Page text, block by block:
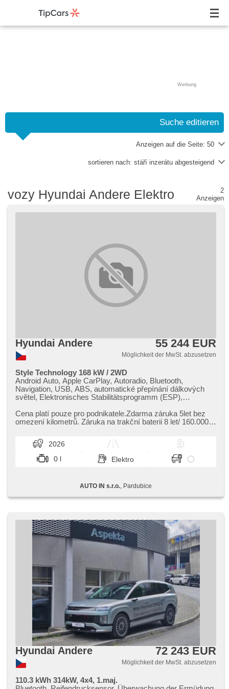
Werbung
Suche editieren
Anzeigen auf die Seite: 50
sortieren nach: stáří inzerátu abgesteigend
vozy Hyundai Andere Elektro
2
Anzeigen
Hyundai Andere 55 244 EUR
Möglichkeit der MwSt. abzusetzen
Style Technology 168 kW / 2WD
Android Auto, Apple CarPlay, Autoradio, Bluetooth,
Navigation, USB, ABS, automatické přepínání dálkových
světel, Elektronisches Stabilitätsprogramm (ESP),
Beifahrerairbagdeaktivierung, isofix, Fahrkamera, parkovací
senzory přední, parkovací senzory zadní, ukazatel
Sitze, beheizte Lenkrad, täglich Leuchten, LED denní
svícení, Zentralverriegelung, Zentralverriegelung mit
Funkfernbedienung, Wegfahrsperre, digitální přístrojový štít,
Multifunktionslenkrad, Lenkrad einstellbar, Bordcomputer,
Cena platí pouze pro podnikatele.Zdarma záruka 5let bez
omezení kilometrů. Záruka na trakční baterii 8 let/ 160.000
2026
0 l
Elektro
AUTO IN s.r.o. , Pardubice
Hyundai Andere 72 243 EUR
Möglichkeit der MwSt. abzusetzen
110.3 kWh 314kW, 4x4, 1.maj.